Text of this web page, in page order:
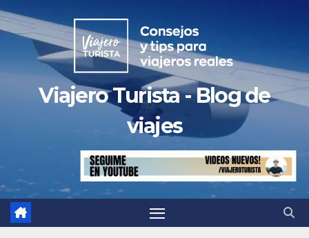
Saltar
al
contenido
Viajero Turista - Blog de
viajes